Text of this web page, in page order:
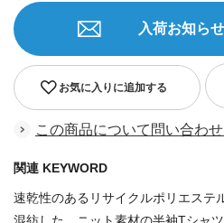
お気に入りに追加する
入荷お知ら
この商品について問い合わ
関連 KEYWORD
速乾性のあるリサイクルポリエステ
混紡した、ニット素材の半袖Tシャ